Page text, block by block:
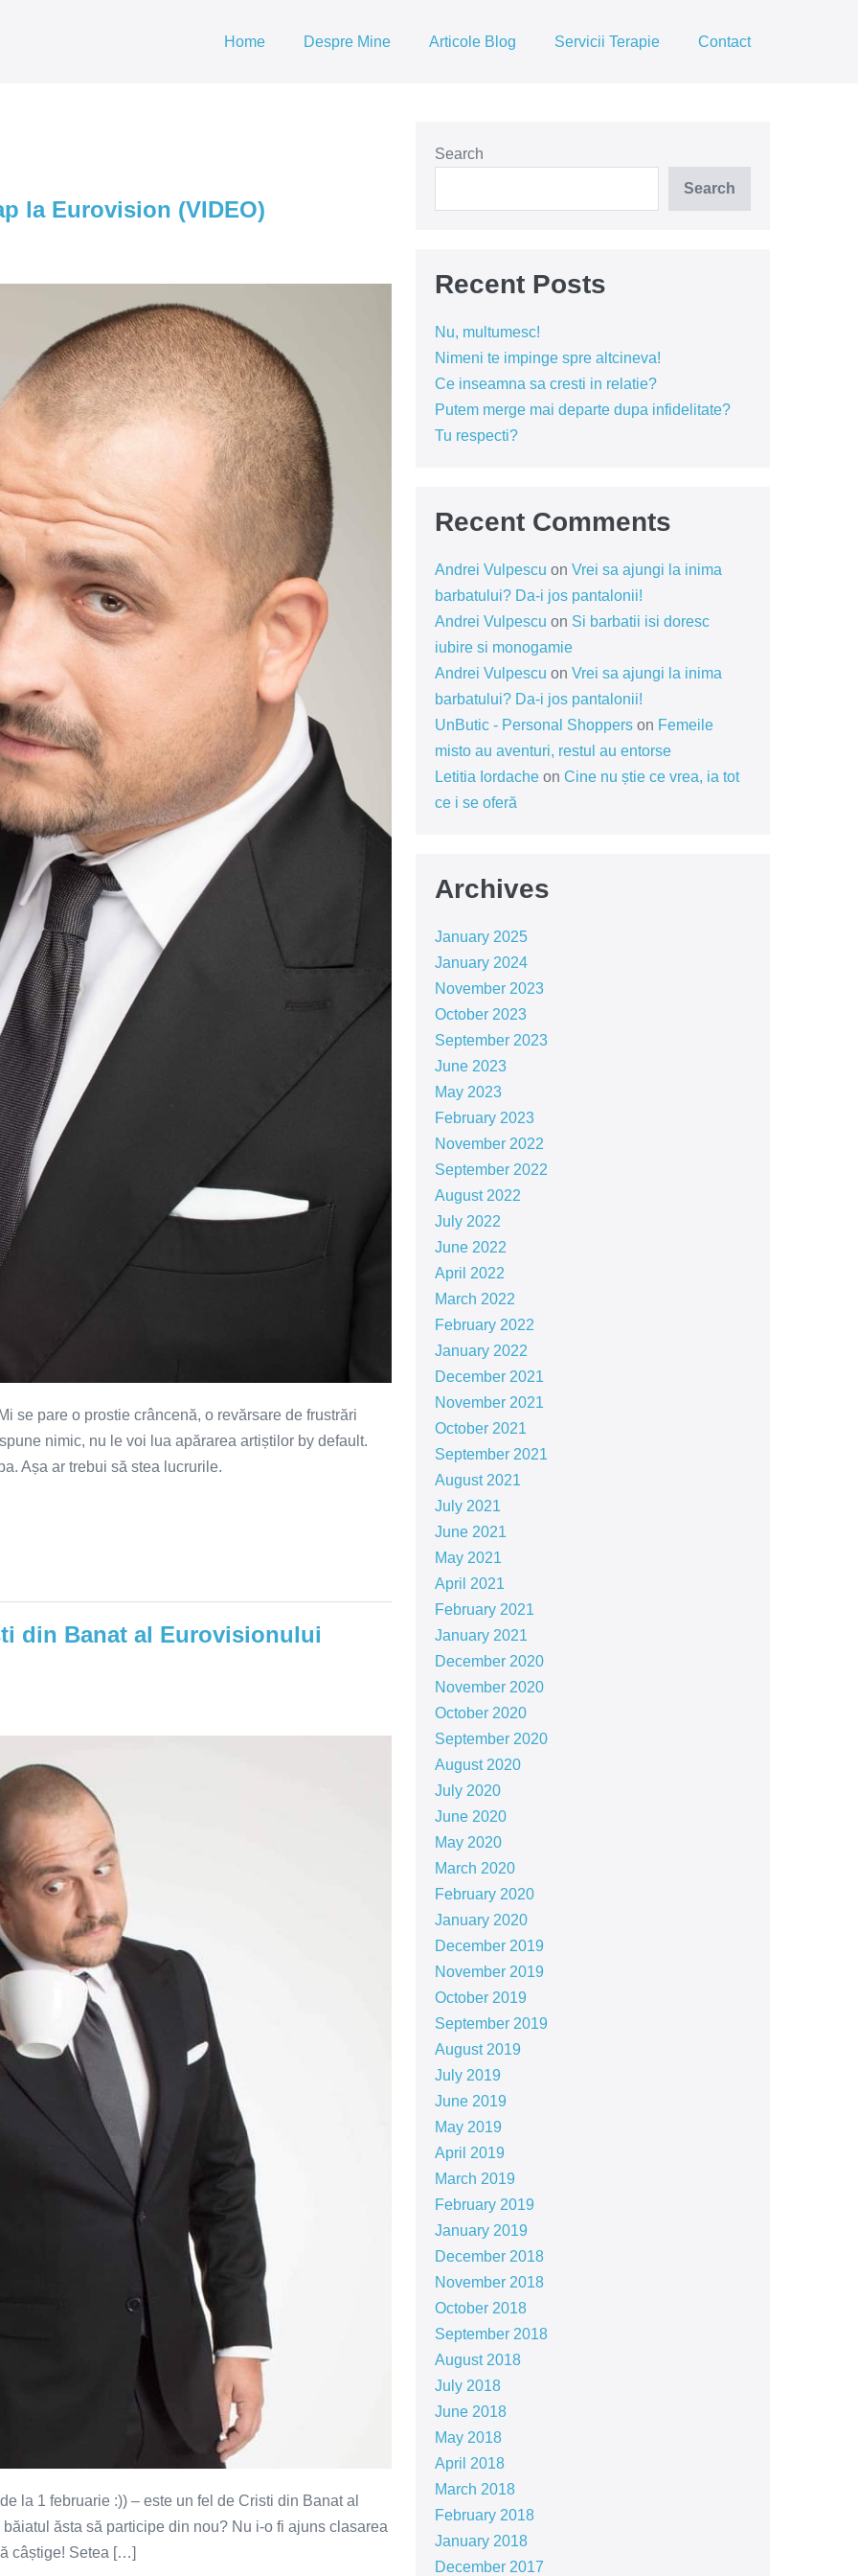
Home Despre Mine Articole Blog Servicii Terapie Contact
la Eurovision (VIDEO)
se pare o prostie crâncenă, o revărsare de frustrări
nimic, nu le voi lua apărarea artiștilor by default.
Așa ar trebui să stea lucrurile.
din Banat al Eurovisionului
la 1 februarie :)) – este un fel de Cristi din Banat al
ăsta să participe din nou? Nu i-o fi ajuns clasarea
câștige! Setea […]
Search
Search
Recent Posts
Nu, multumesc!
Nimeni te impinge spre altcineva!
Ce inseamna sa cresti in relatie?
Putem merge mai departe dupa infidelitate?
Tu respecti?
Recent Comments
Andrei Vulpescu on Vrei sa ajungi la inima
barbatului? Da-i jos pantalonii!
Andrei Vulpescu on Si barbatii isi doresc
iubire si monogamie
Andrei Vulpescu on Vrei sa ajungi la inima
barbatului? Da-i jos pantalonii!
UnButic - Personal Shopperson Femeile
misto au aventuri, restul au entorse
Letitia Iordacheon Cine nu știe ce vrea, ia tot
ce i se oferă
Archives
January 2025
January 2024
November 2023
October 2023
September 2023
June 2023
May 2023
February 2023
November 2022
September 2022
August 2022
July 2022
June 2022
April 2022
March 2022
February 2022
January 2022
December 2021
November 2021
October 2021
September 2021
August 2021
July 2021
June 2021
May 2021
April 2021
February 2021
January 2021
December 2020
November 2020
October 2020
September 2020
August 2020
July 2020
June 2020
May 2020
March 2020
February 2020
January 2020
December 2019
November 2019
October 2019
September 2019
August 2019
July 2019
June 2019
May 2019
April 2019
March 2019
February 2019
January 2019
December 2018
November 2018
October 2018
September 2018
August 2018
July 2018
June 2018
May 2018
April 2018
March 2018
February 2018
January 2018
December 2017